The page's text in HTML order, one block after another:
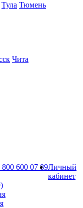
Тула Тюмень
Чита
800 600 07 89Личный
кабинет